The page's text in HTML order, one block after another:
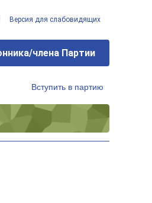
Версия для слабовидящих
члена Партии
Вступить в партию